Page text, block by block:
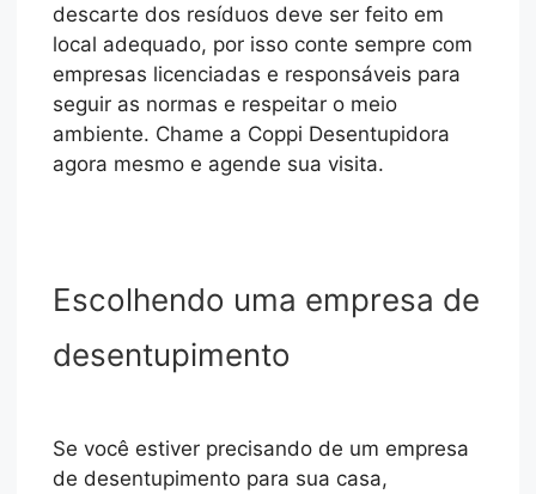
descarte dos resíduos deve ser feito em
local adequado, por isso conte sempre com
empresas licenciadas e responsáveis para
seguir as normas e respeitar o meio
ambiente. Chame a Coppi Desentupidora
agora mesmo e agende sua visita.
Escolhendo uma empresa de
desentupimento
Se você estiver precisando de um empresa
de desentupimento para sua casa,